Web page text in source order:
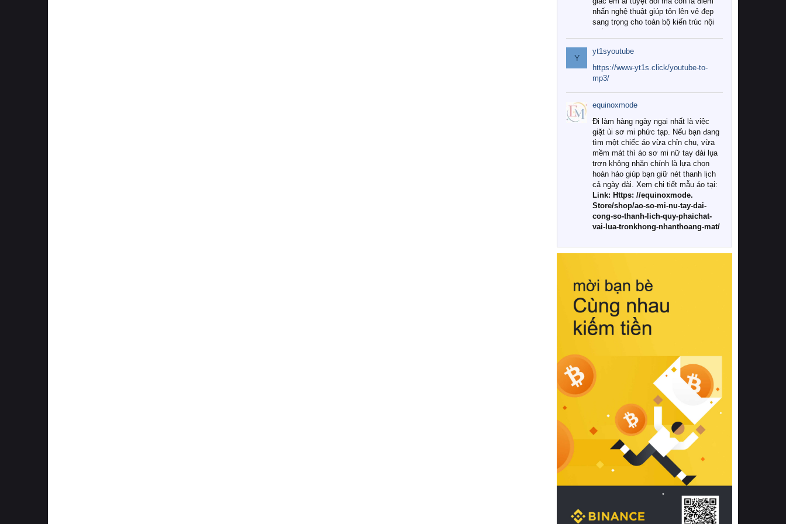
nhấn nghệ thuật giúp tôn lên vẻ đẹp
sang trọng cho toàn bộ kiến trúc nội
Tuy nhiên, giữa thị trường đa dạng
với vô vàn thương hiệu và mẫu mã
như hiện nay, làm thế nào để chọn
được những bộ chăn ga gối đệm cao
cấp thực sự chất lượng, phù hợp với
khí hậu và nhu cầu sử dụng của gia
đình? Hãy cùng chúng tôi đi tìm lời
giải đáp chi tiết qua bài viết dưới đây.
1. Tại sao các gia đình hiện đại lại ưa
chuộng chăn ga gối đệm cao cấp?
Khác với các dòng sản phẩm thông
thường, những bộ chăn ga gối đệm
cao cấp trải qua quy trình sản xuất
nghiêm ngặt từ khâu chọn lọc nguyên
liệu tự nhiên đến công nghệ dệt
nhuộm hiện đại không chứa hóa chất
này, bạn sẽ cảm nhận rõ rệt sự khác
hồi chuẩn xác của phần đệm nâng đỡ
cột sống.
Bên cạnh đó, việc lựa chọn các dòng
sản phẩm đạt chuẩn chất lượng quốc
tế còn giúp ngăn ngừa tình trạng kích
khuẩn và nấm mốc trong điều kiện
thời tiết nóng ẩm. Bạn có thể tìm hiểu
thêm các nghiên cứu khoa học về tác
động của giấc ngủ và môi trường
phòng ngủ đối với sức khỏe con
người tại Sleep Foundation (External
Link) để có cái nhìn toàn diện hơn.
2. Các tiêu chí vàng khi lựa chọn
chăn ga gối đệm cao cấp cho phòng
ngủ
Để sở hữu một bộ chăn ga gối đệm
cao cấp hoàn hảo cả về thẩm mỹ lẫn
công năng, người tiêu dùng cần cân
nhắc kỹ lưỡng các tiêu chí quan trọng
Y
yt1syoutube
https://www-yt1s.click/youtube-to-
mp3/
equinoxmode
Đi làm hàng ngày ngại nhất là việc
giặt ủi sơ mi phức tạp. Nếu bạn đang
tìm một chiếc áo vừa chỉn chu, vừa
mềm mát thì áo sơ mi nữ tay dài lụa
trơn không nhăn chính là lựa chọn
hoàn hảo giúp bạn giữ nét thanh lịch
cả ngày dài. Xem chi tiết mẫu áo tại:
Link: Https: //equinoxmode.
Store/shop/ao-so-mi-nu-tay-dai-
cong-so-thanh-lich-quy-phaichat-
vai-lua-tronkhong-nhanthoang-mat/